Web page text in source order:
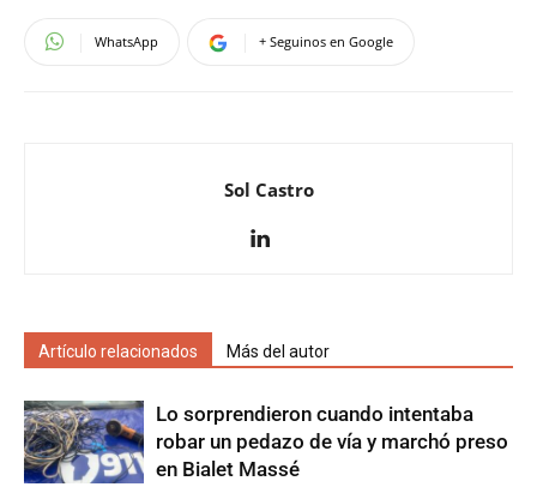
WhatsApp + Seguinos en Google
Sol Castro
Artículo relacionados Más del autor
Lo sorprendieron cuando intentaba
robar un pedazo de vía y marchó preso
en Bialet Massé